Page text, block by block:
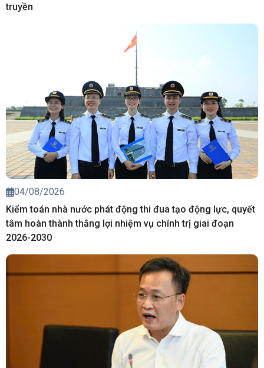
truyền
04/08/2026
Kiểm toán nhà nước phát động thi đua tạo động lực, quyết
tâm hoàn thành thắng lợi nhiệm vụ chính trị giai đoạn
2026-2030